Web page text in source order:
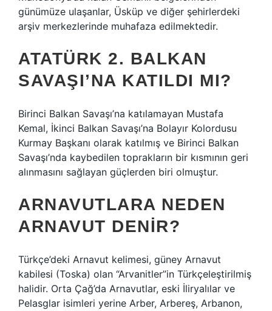
günümüze ulaşanlar, Üsküp ve diğer şehirlerdeki
arşiv merkezlerinde muhafaza edilmektedir.
ATATÜRK 2. BALKAN
SAVAŞI’NA KATILDI MI?
Birinci Balkan Savaşı’na katılamayan Mustafa
Kemal, İkinci Balkan Savaşı’na Bolayır Kolordusu
Kurmay Başkanı olarak katılmış ve Birinci Balkan
Savaşı’nda kaybedilen toprakların bir kısmının geri
alınmasını sağlayan güçlerden biri olmuştur.
ARNAVUTLARA NEDEN
ARNAVUT DENIR?
Türkçe’deki Arnavut kelimesi, güney Arnavut
kabilesi (Toska) olan “Arvanitler”in Türkçeleştirilmiş
halidir. Orta Çağ’da Arnavutlar, eski İliryalılar ve
Pelasglar isimleri yerine Arber, Arbereş, Arbanon,